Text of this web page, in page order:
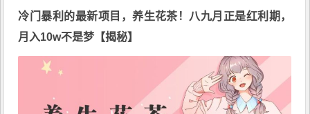
冷门暴利 的最新项目，养生花茶！八九月正是红利期，
月入10w不是梦【揭秘】